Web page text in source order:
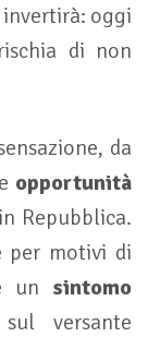
oggi
di non
da
opportunità
Repubblica.
per motivi di
un sintomo
versante